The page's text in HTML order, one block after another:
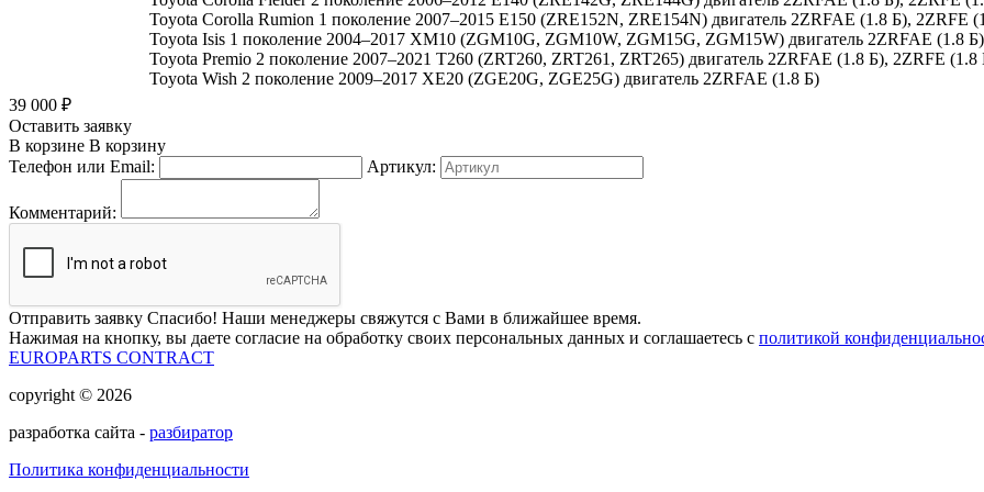
Toyota Corolla Rumion 1 поколение 2007–2015 E150 (ZRE152N, ZRE154N) двигатель 2ZRFAE (1.8 Б), 2ZRFE
Toyota Isis 1 поколение 2004–2017 XM10 (ZGM10G, ZGM10W, ZGM15G, ZGM15W) двигатель 2ZRFAE (1.8 Б)
Toyota Premio 2 поколение 2007–2021 T260 (ZRT260, ZRT261, ZRT265) двигатель 2ZRFAE (1.8 Б), 2ZRFE (1.8
Toyota Wish 2 поколение 2009–2017 XE20 (ZGE20G, ZGE25G) двигатель 2ZRFAE (1.8 Б)
39 000 ₽
Оставить заявку
В корзине В корзину
Телефон или Email:
Артикул:
Комментарий:
Отправить заявку Спасибо! Наши менеджеры свяжутся с Вами в ближайшее время.
Нажимая на кнопку, вы даете согласие на обработку своих персональных данных и соглашаетесь с политикой
EUROPARTS CONTRACT
copyright © 2026
разработка сайта - разбиратор
Политика конфиденциальности